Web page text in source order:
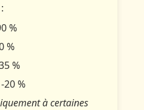
%
%
%
20 %
à certaines